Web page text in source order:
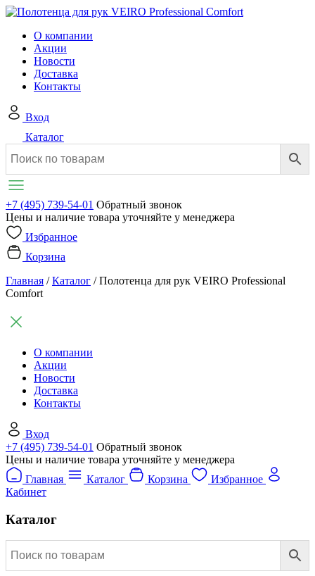
О компании
Акции
Новости
Доставка
Контакты
Вход
Каталог
+7 (495) 739-54-01 Обратный звонок
Цены и наличие товара уточняйте у менеджера
Избранное
Корзина
Главная /Каталог /Полотенца для рук VEIRO Professional
Comfort
О компании
Акции
Новости
Доставка
Контакты
Вход
+7 (495) 739-54-01 Обратный звонок
Цены и наличие товара уточняйте у менеджера
Главная
Каталог Корзина
Избранное
Кабинет
Каталог